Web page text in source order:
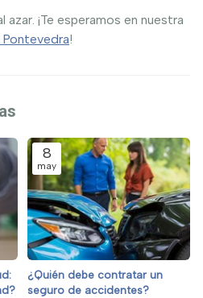
¡Te esperamos en nuestra
!
8
may
¿Quién debe contratar un
seguro de accidentes?